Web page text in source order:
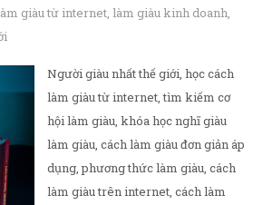
giàu từ internet làm giàu kinh doanh
Người giàu nhất thế giới, học cách
làm giàu từ internet, tìm kiếm cơ
hội làm giàu, khóa học nghĩ giàu
làm giàu, cách làm giàu đơn giản áp
dụng, phương thức làm giàu, cách
làm giàu trên internet, cách làm